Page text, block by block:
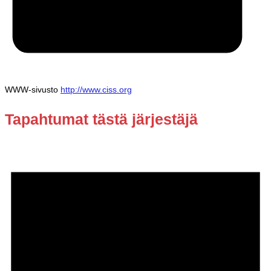
WWW-sivusto http://www.ciss.org
Tapahtumat tästä järjestäjä